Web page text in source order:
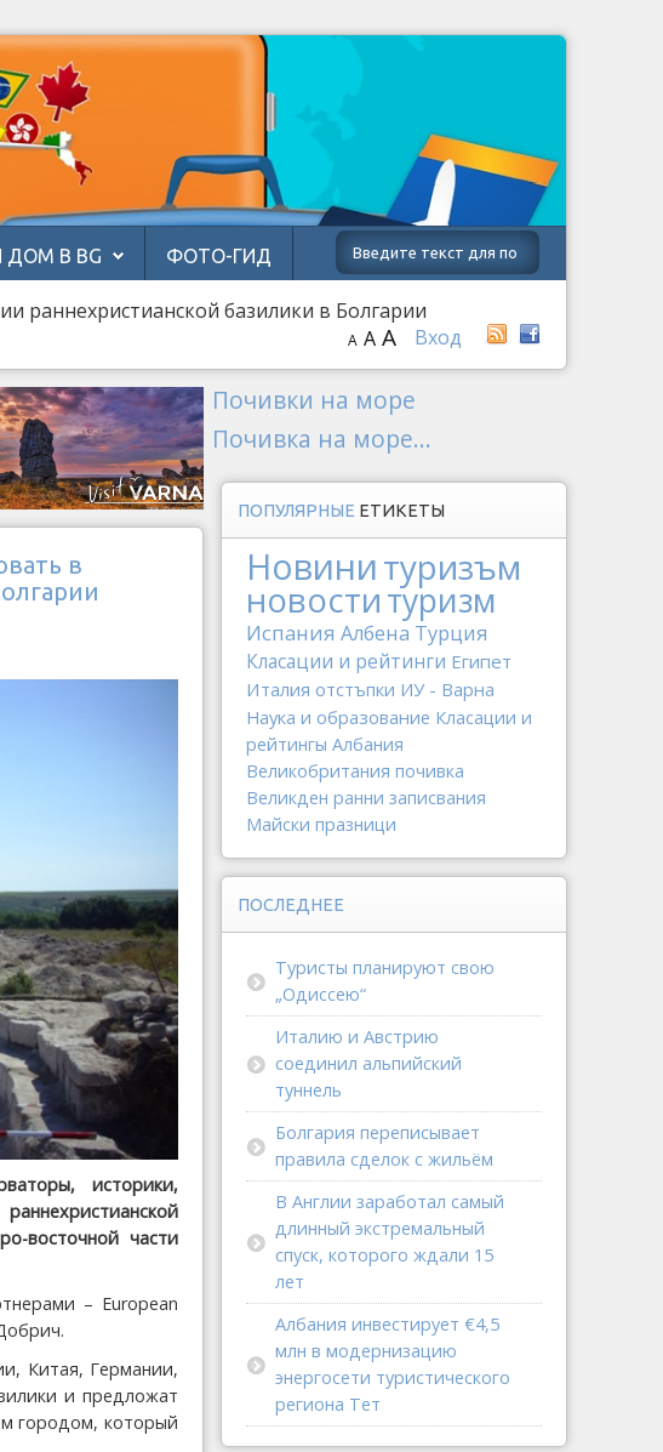
ДОМ В BG ФОТО-ГИД
раннехристианской базилики в Болгарии
Вход
A A A
в
историки,
восточной части
– European
Китая, Германии,
и предложат
городом, который
Почивки на море
Почивка на море...
ПОПУЛЯРНЫЕ ЕТИКЕТЫ
Новинитуризъм
новоституризм
Испания Албена Турция
Класации и рейтинги Египет
Италия отстъпки ИУ - Варна
Наука и образование Класации и
рейтингы Албания
Великобритания почивка
Великден ранни записвания
Майски празници
ПОСЛЕДНЕЕ
Туристы планируют свою
„Одиссею“
Италию и Австрию
соединил альпийский
туннель
Болгария переписывает
правила сделок с жильём
В Англии заработал самый
длинный экстремальный
спуск, которого ждали 15
лет
Албания инвестирует €4,5
млн в модернизацию
энергосети туристического
региона Тет